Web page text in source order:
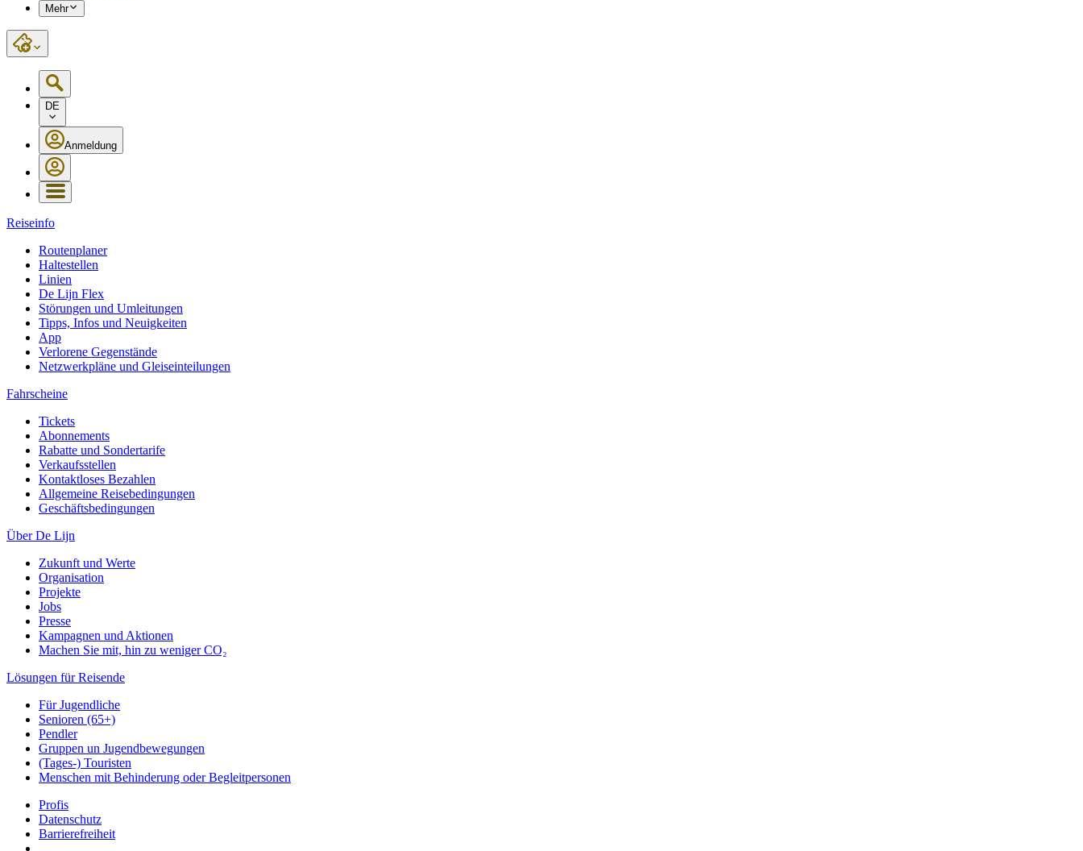
Mehr
DE
Anmeldung
Reiseinfo
Routenplaner
Haltestellen
Linien
De Lijn Flex
Störungen und Umleitungen
Tipps, Infos und Neuigkeiten
App
Verlorene Gegenstände
Netzwerkpläne und Gleiseinteilungen
Fahrscheine
Tickets
Abonnements
Rabatte und Sondertarife
Verkaufsstellen
Kontaktloses Bezahlen
Allgemeine Reisebedingungen
Geschäftsbedingungen
Über De Lijn
Zukunft und Werte
Organisation
Projekte
Jobs
Presse
Kampagnen und Aktionen
Machen Sie mit, hin zu weniger CO₂
Lösungen für Reisende
Für Jugendliche
Senioren (65+)
Pendler
Gruppen un Jugendbewegungen
(Tages-) Touristen
Menschen mit Behinderung oder Begleitpersonen
Profis
Datenschutz
Barrierefreiheit